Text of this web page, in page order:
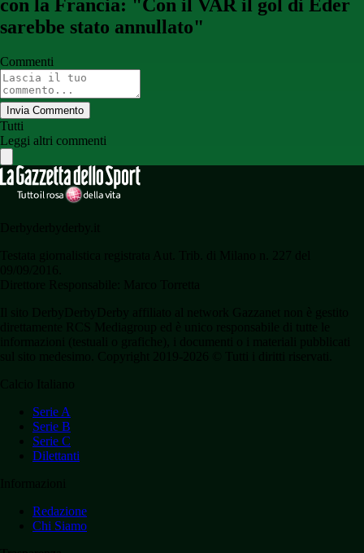
con la Francia: "Con il VAR il gol di Eder
sarebbe stato annullato"
Commenti
Invia Commento
Tutti
Leggi altri commenti
Serie A
Serie B
Serie C
Dilettanti
Redazione
Chi Siamo